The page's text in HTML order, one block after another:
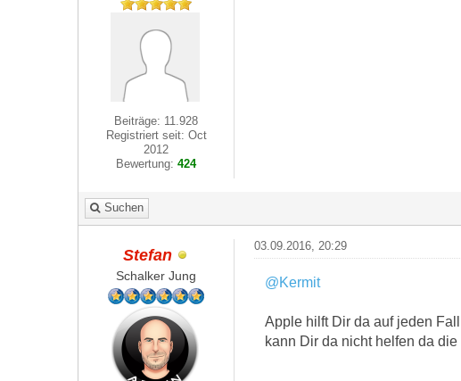
Beiträge: 11.928
Registriert seit: Oct
2012
Bewertung:424
Suchen
Stefan
Schalker Jung
03.09.2016, 20:29
@Kermit
Apple hilft Dir da auf jeden
kann Dir da nicht helfen da